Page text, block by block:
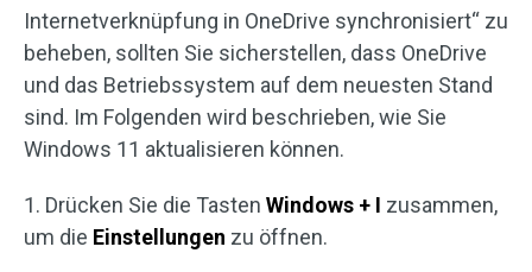
Internetverknüpfung in OneDrive synchronisiert“ zu
beheben, sollten Sie sicherstellen, dass OneDrive
und das Betriebssystem auf dem neuesten Stand
sind. Im Folgenden wird beschrieben, wie Sie
Windows 11 aktualisieren können.
1. Drücken Sie die Tasten Windows + I zusammen,
um die Einstellungen zu öffnen.